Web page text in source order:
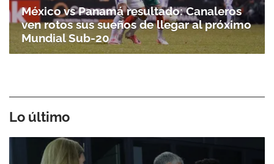
México vs Panamá resultado: Canaleros
ven rotos sus sueños de llegar al próximo
Mundial Sub-20
Lo último